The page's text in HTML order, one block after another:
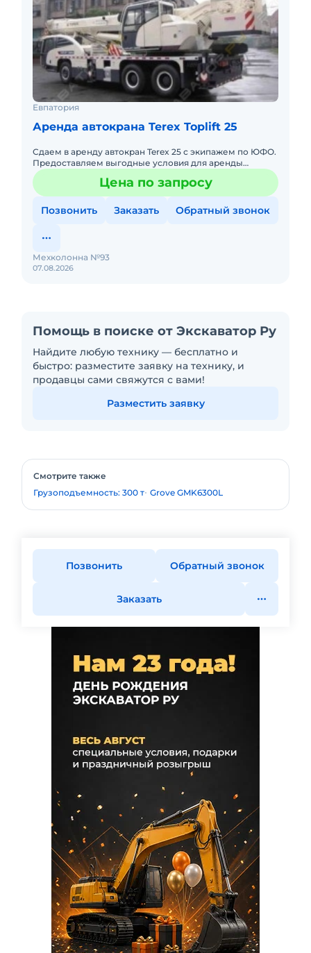
Евпатория
Аренда автокрана Terex Toplift 25
Сдаем в аренду автокран Terex 25 с экипажем по ЮФО.
Предоставляем выгодные условия для аренды
автокрана Terex 25 в Южном федеральном округе.
Кроме аренды спецтеЦена по запросу
Позвонить Заказать Обратный звонок
07.08.2026
Мехколонна №93
Помощь в поиске от Экскаватор Ру
Найдите любую технику — бесплатно и
быстро: разместите заявку на технику, и
продавцы сами свяжутся с вами!
Разместить заявку
Смотрите также
Грузоподъемность: 300 т Grove GMK6300L
Позвонить Обратный звонок
Заказать